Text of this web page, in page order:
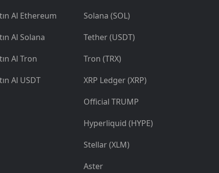
Al Ethereum
Al Solana
Al Tron
Al USDT
Solana (SOL)
Tether (USDT)
Tron (TRX)
XRP Ledger (XRP)
Official TRUMP
Hyperliquid (HYPE)
Stellar (XLM)
Aster